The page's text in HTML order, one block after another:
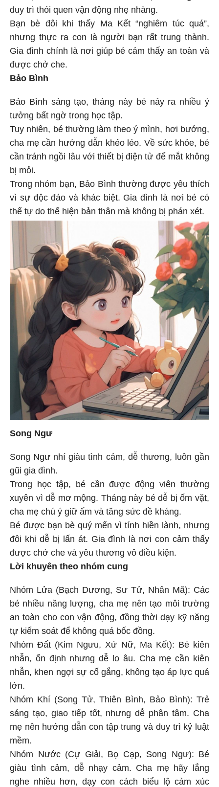
duy trì thói quen vận động nhẹ nhàng.
Bạn bè đôi khi thấy Ma Kết “nghiêm túc quá”,
nhưng thực ra con là người bạn rất trung thành.
Gia đình chính là nơi giúp bé cảm thấy an toàn và
được chở che.
Bảo Bình
Bảo Bình sáng tạo, tháng này bé nảy ra nhiều ý
tưởng bất ngờ trong học tập.
Tuy nhiên, bé thường làm theo ý mình, hơi bướng,
cha mẹ cần hướng dẫn khéo léo. Về sức khỏe, bé
cần tránh ngồi lâu với thiết bị điện tử để mắt không
bị mỏi.
Trong nhóm bạn, Bảo Bình thường được yêu thích
vì sự độc đáo và khác biệt. Gia đình là nơi bé có
thể tự do thể hiện bản thân mà không bị phán xét.
Song Ngư
Song Ngư nhí giàu tình cảm, dễ thương, luôn gần
gũi gia đình.
Trong học tập, bé cần được động viên thường
xuyên vì dễ mơ mộng. Tháng này bé dễ bị ốm vặt,
cha mẹ chú ý giữ ấm và tăng sức đề kháng.
Bé được bạn bè quý mến vì tính hiền lành, nhưng
đôi khi dễ bị lấn át. Gia đình là nơi con cảm thấy
được chở che và yêu thương vô điều kiện.
Lời khuyên theo nhóm cung
Nhóm Lửa (Bạch Dương, Sư Tử, Nhân Mã): Các
bé nhiều năng lượng, cha mẹ nên tạo môi trường
an toàn cho con vận động, đồng thời dạy kỹ năng
tự kiểm soát để không quá bốc đồng.
Nhóm Đất (Kim Ngưu, Xử Nữ, Ma Kết): Bé kiên
nhẫn, ổn định nhưng dễ lo âu. Cha mẹ cần kiên
nhẫn, khen ngợi sự cố gắng, không tạo áp lực quá
lớn.
Nhóm Khí (Song Tử, Thiên Bình, Bảo Bình): Trẻ
sáng tạo, giao tiếp tốt, nhưng dễ phân tâm. Cha
mẹ nên hướng dẫn con tập trung và duy trì kỷ luật
mềm.
Nhóm Nước (Cự Giải, Bọ Cạp, Song Ngư): Bé
giàu tình cảm, dễ nhạy cảm. Cha mẹ hãy lắng
nghe nhiều hơn, dạy con cách biểu lộ cảm xúc